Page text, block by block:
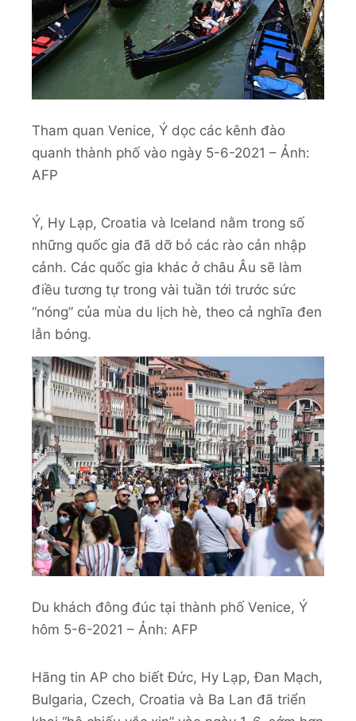
Tham quan Venice, Ý dọc các kênh đào
quanh thành phố vào ngày 5-6-2021 – Ảnh:
AFP
Ý, Hy Lạp, Croatia và Iceland nằm trong số
những quốc gia đã dỡ bỏ các rào cản nhập
cảnh. Các quốc gia khác ở châu Âu sẽ làm
điều tương tự trong vài tuần tới trước sức
“nóng” của mùa du lịch hè, theo cả nghĩa đen
lẫn bóng.
Du khách đông đúc tại thành phố Venice, Ý
hôm 5-6-2021 – Ảnh: AFP
Hãng tin AP cho biết Đức, Hy Lạp, Đan Mạch,
Bulgaria, Czech, Croatia và Ba Lan đã triển